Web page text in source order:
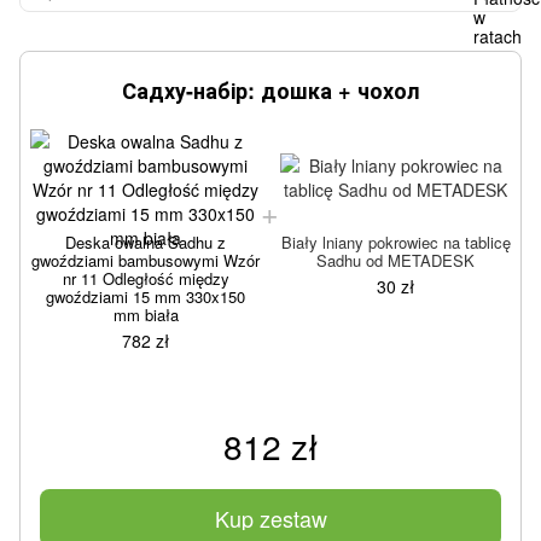
Садху-набір: дошка + чохол
Deska owalna Sadhu z
gwoździami bambusowymi Wzór
nr 11 Odległość między
gwoździami 15 mm 330x150
mm biała
782 zł
Biały lniany pokrowiec na tablicę
Sadhu od METADESK
30 zł
812 zł
Kup zestaw